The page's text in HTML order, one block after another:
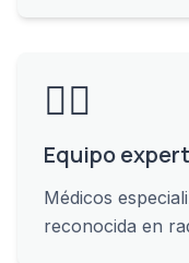
👨‍⚕️
Equipo
Médicos
reconocida en